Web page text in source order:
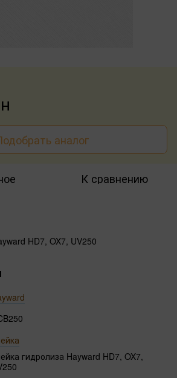
аналог
К сравнению
HD7, OX7, UV250
гидролиза Hayward HD7, OX7,